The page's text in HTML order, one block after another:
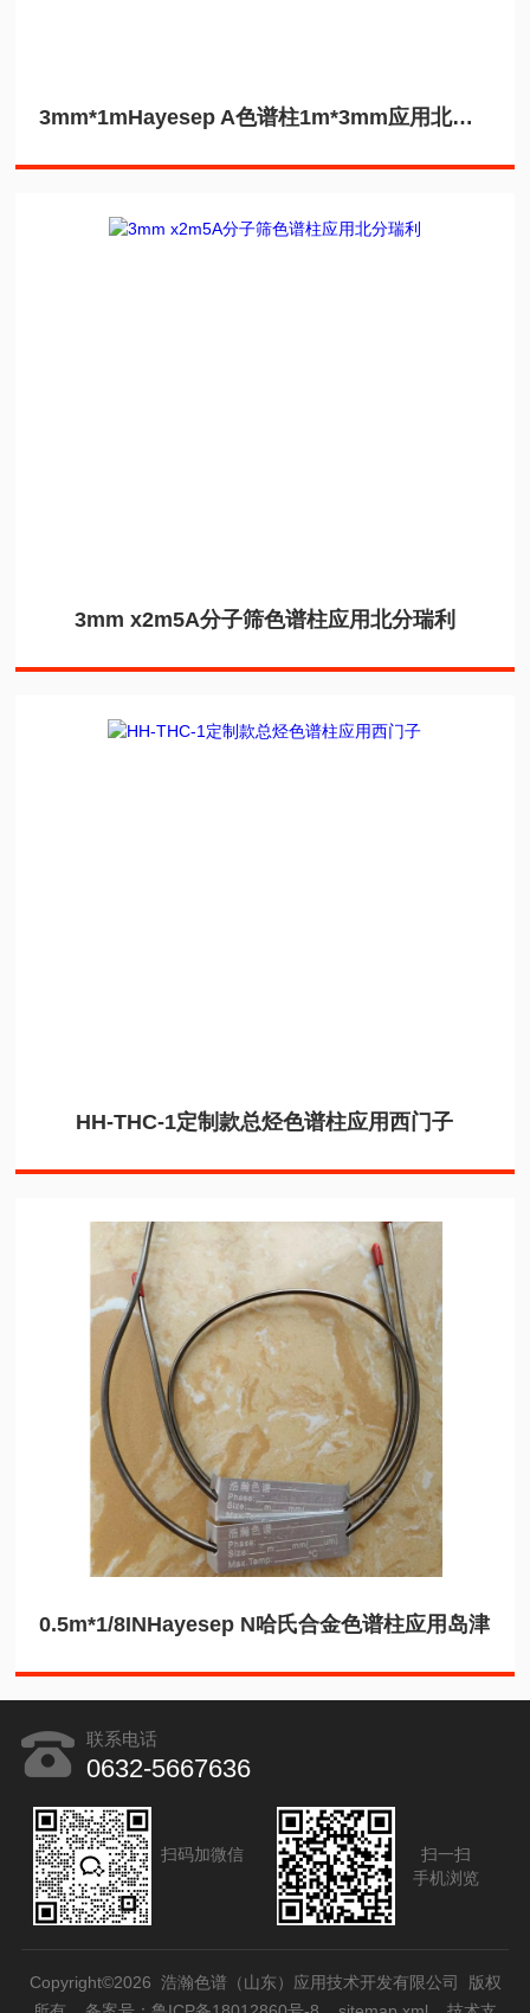
3mm*1mHayesep A色谱柱1m*3mm应用北分瑞利
3mm x2m5A分子筛色谱柱应用北分瑞利
HH-THC-1定制款总烃色谱柱应用西门子
0.5m*1/8INHayesep N哈氏合金色谱柱应用岛津
联系电话
0632-5667636
扫码加微信
扫一扫
手机浏览
Copyright©2026 浩瀚色谱（山东）应用技术开发有限公司 版权